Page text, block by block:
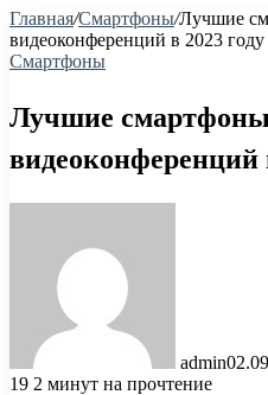
Главная/Смартфоны/Лучшие
видеоконференций в 2023 году
Смартфоны
Лучшие
видеоконференций
admin
19 2 минут на прочтение